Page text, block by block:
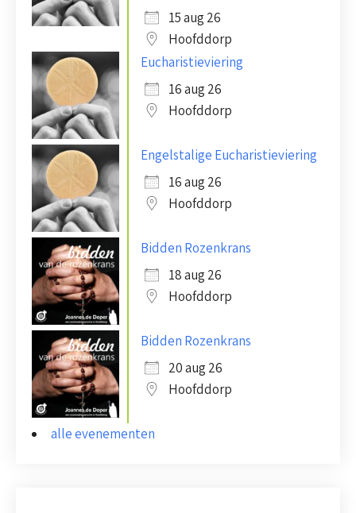
15 aug 26
Hoofddorp
Eucharistieviering
16 aug 26
Hoofddorp
Engelstalige Eucharistieviering
16 aug 26
Hoofddorp
Bidden Rozenkrans
18 aug 26
Hoofddorp
Bidden Rozenkrans
20 aug 26
Hoofddorp
alle evenementen